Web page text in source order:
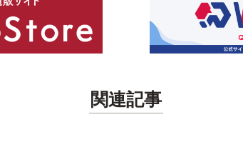
関連記事